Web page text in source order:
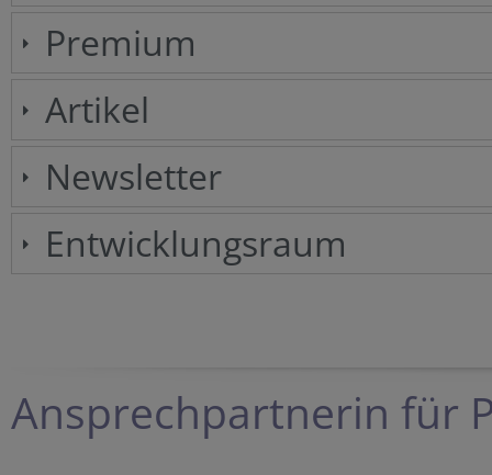
Premium
Artikel
Newsletter
Entwicklungsraum
Ansprechpartnerin für